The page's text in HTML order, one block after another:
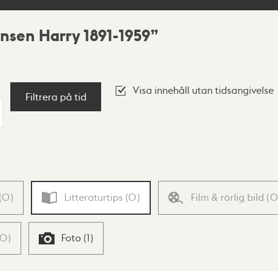
Harry 1891-1959
Filtrera på tid
Visa innehåll utan tidsangivelse
(0) Litteraturtips (0) Film & rörlig bild (0
0) Foto (1)